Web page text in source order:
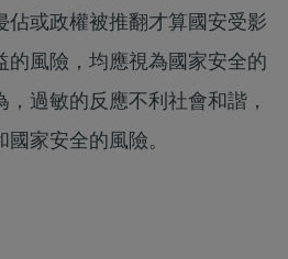
佔或政權被推翻才算國安受影
的風險，均應視為國家安全的
過敏的反應不利社會和諧，
家安全的風險。